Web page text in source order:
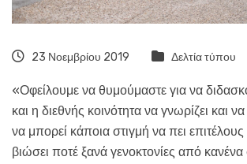
23 Νοεμβρίου 2019 Δελτία τύπου
«Οφείλουμε να θυμούμαστε για να
και η διεθνής κοινότητα να γνωρίζει και
να μπορεί κάποια στιγμή να πει
βιώσει ποτέ ξανά γενοκτονίες από